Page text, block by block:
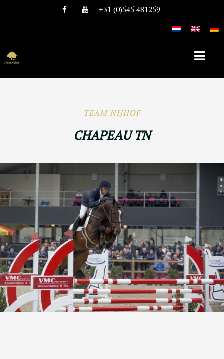
+31 (0)545 481259
TEAM
VACATURES
DEKHENGSTEN
DEKGELDEN
VIDEO’S
EU-STATION
ICSI
ALGEMENE VOORWAARDEN
TEAM NIJHOF
CHAPEAU TN